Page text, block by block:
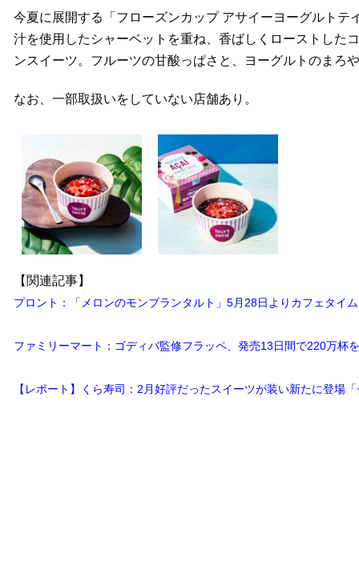
今夏に展開する「フローズンカップ アサイーヨーグルト
汁を使用したシャーベットを重ね、香ばしくローストした
ンスイーツ。フルーツの甘酸っぱさと、ヨーグルトのまろ
なお、一部取扱いをしていない店舗あり。
【関連記事】
プロント：「メロンのモンブランタルト」5月28日よりカフェタイ
ファミリーマート：ゴディバ監修フラッペ、発売13日間で220万
【レポート】くら寿司：2月好評だったスイーツが装い新たに登場